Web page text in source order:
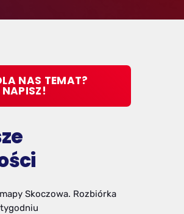
NAS TEMAT?
NAPISZ!
Skoczowa. Rozbiórka